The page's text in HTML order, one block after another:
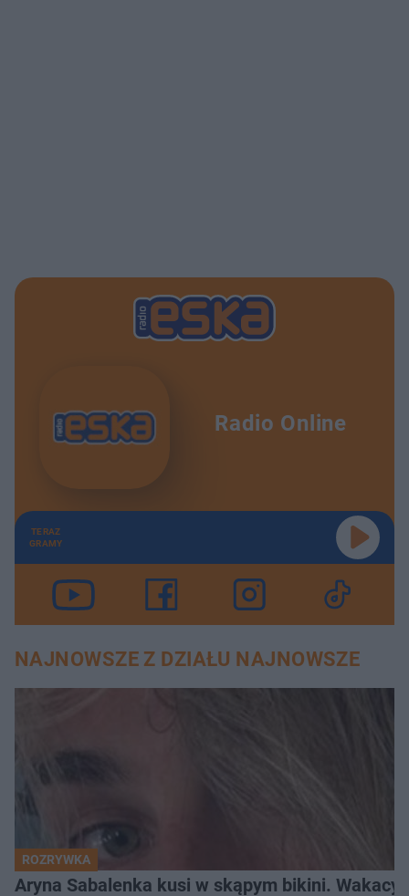
Radio Online
TERAZ
GRAMY
NAJNOWSZE Z DZIAŁU NAJNOWSZE
ROZRYWKA
Aryna Sabalenka kusi w skąpym bikini.